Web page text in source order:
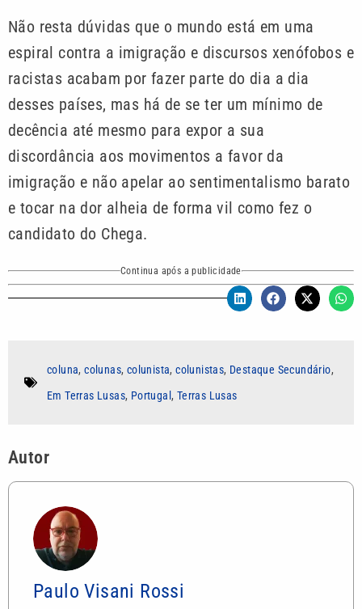
Não resta dúvidas que o mundo está em uma
espiral contra a imigração e discursos xenófobos e
racistas acabam por fazer parte do dia a dia
desses países, mas há de se ter um mínimo de
decência até mesmo para expor a sua
discordância aos movimentos a favor da
imigração e não apelar ao sentimentalismo barato
e tocar na dor alheia de forma vil como fez o
candidato do Chega.
Continua após a publicidade
coluna,colunas, colunista,colunistas, Destaque Secundário,
Em Terras Lusas, Portugal , Terras Lusas
Autor
Paulo Visani Rossi